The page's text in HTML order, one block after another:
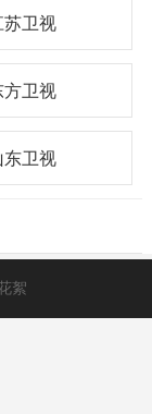
苏卫视
方卫视
东卫视
絮